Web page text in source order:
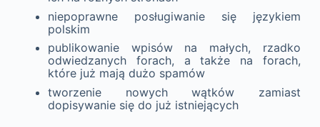
niepoprawne posługiwanie się językiem
polskim
publikowanie wpisów na małych, rzadko
odwiedzanych forach, a także na forach,
które już mają dużo spamów
tworzenie nowych wątków zamiast
dopisywanie się do już istniejących